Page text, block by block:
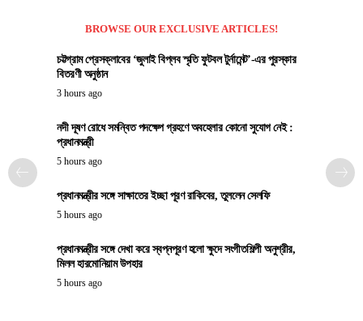
BROWSE OUR EXCLUSIVE ARTICLES!
চট্টগ্রাম প্রেসক্লাবের ‘জুলাই বিপ্লব স্মৃতি ফুটবল টুর্নামেন্ট’-এর পুরস্কার
বিতরণী অনুষ্ঠান
3 hours ago
নদী দূষণ রোধে সমন্বিত পদক্ষেপ গ্রহণে অবহেলার কোনো সুযোগ নেই :
প্রধানমন্ত্রী
5 hours ago
প্রধানমন্ত্রীর সঙ্গে সাক্ষাতের ইচ্ছা পূরণ রাকিবের, তুললেন সেলফি
5 hours ago
প্রধানমন্ত্রীর সঙ্গে দেখা করে স্বপ্নপূরণ হলো ক্ষুদে সংগীতশিল্পী অনুশ্রীর,
মিলল হারমোনিয়াম উপহার
5 hours ago